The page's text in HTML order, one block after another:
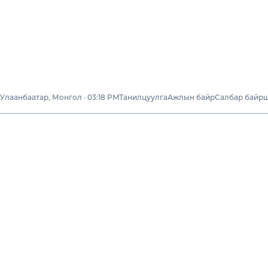
Улаанбаатар, Монгол · 03:18 PM ТанилцуулгаАжлын байрСалбар